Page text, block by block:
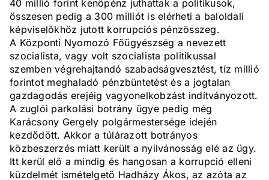
40 millió forint kenőpénz juthattak a politikusok,
összesen pedig a 300 milliót is elérheti a baloldali
képviselőkhöz jutott korrupciós pénzösszeg.
A Központi Nyomozó Főügyészség a nevezett
szocialista, vagy volt szocialista politikussal
szemben végrehajtandó szabadságvesztést, tíz millió
forintot meghaladó pénzbüntetést és a jogtalan
gazdagodás erejéig vagyonelkobzást indítványozott.
A zuglói parkolási botrány ügye pedig még
Karácsony Gergely polgármestersége idején
kezdődött. Akkor a túlárazott botrányos
közbeszerzés miatt került a nyilvánosság elé az ügy.
Itt kerül elő a mindig és hangosan a korrupció elleni
küzdelmét ismételgető Hadházy Ákos, az azóta az